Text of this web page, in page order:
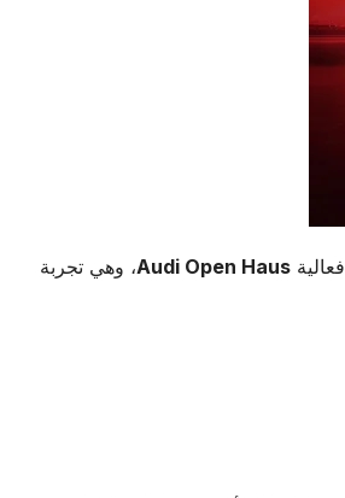
Audi Open Haus، وهي تجربة